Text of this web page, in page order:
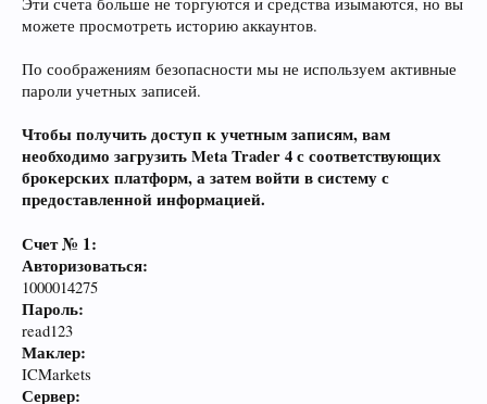
можете просмотреть историю аккаунтов.
По соображениям безопасности мы не используем активные
пароли учетных записей.
Чтобы получить доступ к учетным записям, вам
необходимо загрузить Meta Trader 4 с соответствующих
брокерских платформ, а затем войти в систему с
предоставленной информацией.
Счет № 1:
Авторизоваться:
1000014275
Пароль:
read123
Маклер:
ICMarkets
Сервер: